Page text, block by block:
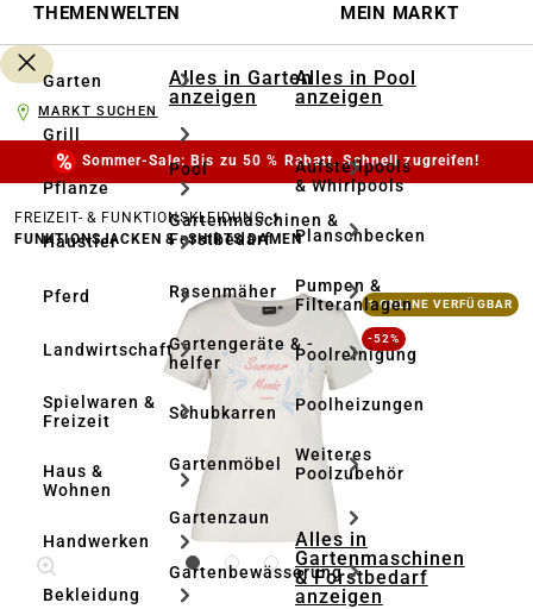
THEMENWELTEN MEIN MARKT
Garten
Grill
Pflanze
Haustier
Pferd
Landwirtschaft
Spielwaren &
Freizeit
Haus &
Wohnen
Handwerken
Bekleidung
Alles in Garten
anzeigen
Pool
Gartenmaschinen &
Forstbedarf
Rasenmäher
Gartengeräte & -
helfer
Schubkarren
Gartenmöbel
Gartenzaun
Gartenbewässerung
Alles in Pool
anzeigen
Aufstellpools
& Whirlpools
Planschbecken
Pumpen &
Filteranlagen
Poolreinigung
Poolheizungen
Weiteres
Poolzubehör
Alles in
Gartenmaschinen
& Forstbedarf
anzeigen
MARKT SUCHEN
Sommer-Sale: Bis zu 50 % Rabatt. Schnell zugreifen!
FREIZEIT- & FUNKTIONSKLEIDUNG
FUNKTIONSJACKEN & -SHIRTS DAMEN
Bildergalerie überspringen 1 ONLINE VERFÜGBAR
-52%